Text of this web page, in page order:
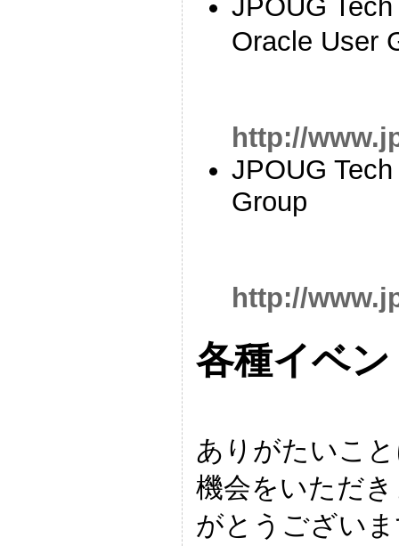
JPOUG
Oracle User
http://
JPOUG
Group
http://
各種イベ
ありがたいこ
機会をいただ
がとうござい